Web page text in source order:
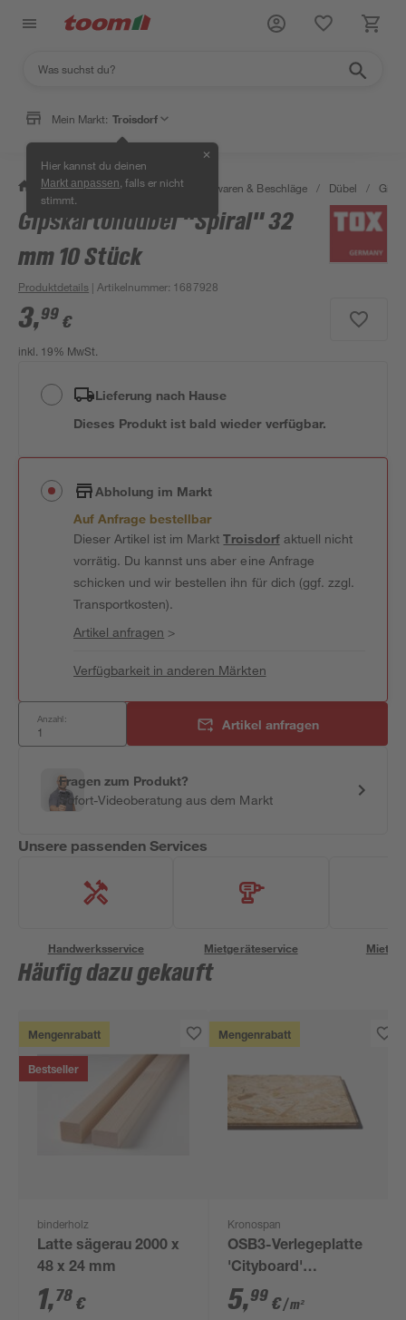
Mein Markt: Troisdorf
Hier kannst du deinen
Markt anpassen , falls er nicht
stimmt.
✕
/ Werkstatt & Maschinen / Eisenwaren & Beschläge / Dübel /
Gipskartondübel "Spiral" 32
mm 10 Stück
Produktdetails | Artikelnummer: 1687928
3,99 €
inkl. 19% MwSt.
Lieferung nach Hause
Dieses Produkt ist bald wieder verfügbar.
Abholung im Markt
Auf Anfrage bestellbar
Dieser Artikel ist im MarktTroisdorfaktuell nicht
vorrätig. Du kannst uns aber eine Anfrage
schicken und wir bestellen ihn für dich (ggf. zzgl.
Transportkosten).
Artikel anfragen >
Verfügbarkeit in anderen Märkten
Anzahl: Artikel anfragen
Fragen zum Produkt?
Sofort-Videoberatung aus dem Markt
Unsere passenden Services
Handwerksservice Mietgeräteservice
Häufig dazu gekauft
Mengenrabatt
Bestseller
binderholz
Latte sägerau 2000 x
48 x 24 mm
1,78 €
Mengenrabatt
Kronospan
OSB3-Verlegeplatte
'Cityboard'
ungeschliffen 1690 x
634 x 12 mm
5,99 €/ m²